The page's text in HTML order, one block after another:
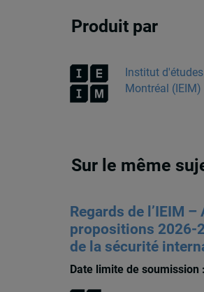
Produit par
Institut
Montréal (IEIM)
Sur le même
Regards de l’IEIM –
propositions 2026-
de la sécurité
Date limite de soumission